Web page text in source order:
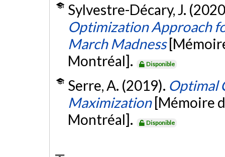
Sylvestre-Décary, J.
Optimization Approach
March Madness
Montréal].
Disponible
Serre, A. (2019). Optimal
Maximization [Mémoire
Montréal].
Disponible